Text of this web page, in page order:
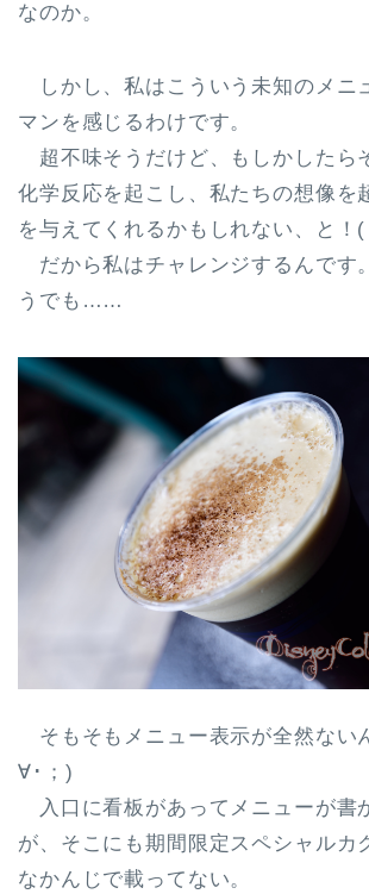
なのか。
しかし、私はこういう未知のメニ
マンを感じるわけです。
超不味そうだけど、もしかしたら
化学反応を起こし、私たちの想像を
を与えてくれるかもしれない、と！
だから私はチャレンジするんです
うでも……
そもそもメニュー表示が全然ない
∀･；)
入口に看板があってメニューが書
が、そこにも期間限定スペシャルカ
なかんじで載ってない。